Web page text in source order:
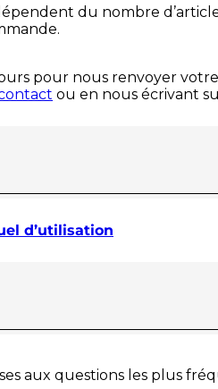
du nombre
pour nous renvoyer
ou en nous écrivant
d’utilisation
aux questions les plus